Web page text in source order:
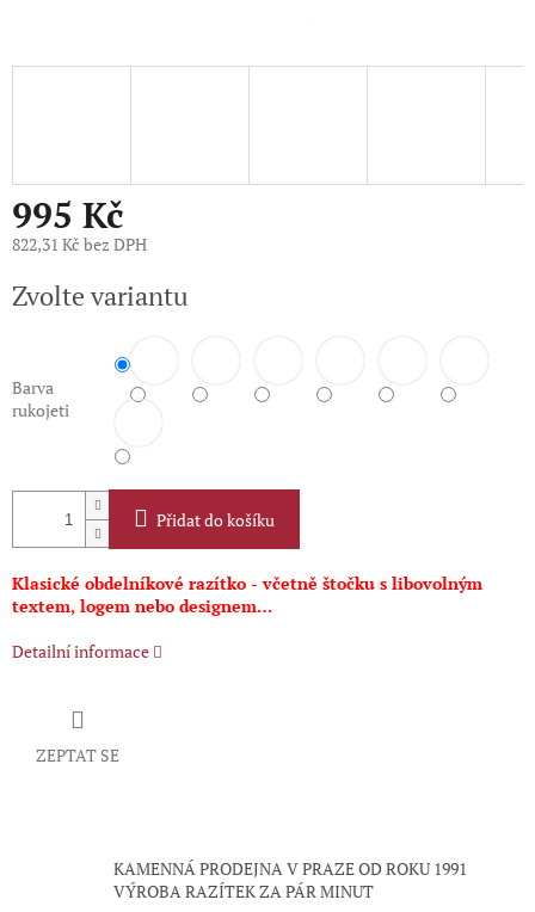
995 Kč
822,31 Kč bez DPH
cena:
Zvolte variantu
Barva
rukojeti
Přidat do košíku
Klasické obdelníkové razítko - včetně štočku s libovolným
textem, logem nebo designem…
Detailní informace
ZEPTAT SE
KAMENNÁ PRODEJNA V PRAZE OD ROKU 1991
VÝROBA RAZÍTEK ZA PÁR MINUT